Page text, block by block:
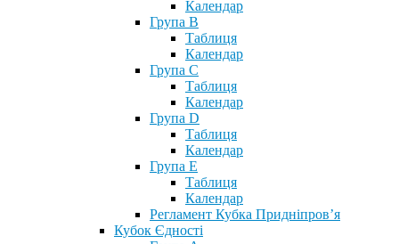
Календар
Група В
Таблиця
Календар
Група С
Таблиця
Календар
Група D
Таблиця
Календар
Група Е
Таблиця
Календар
Регламент Кубка Придніпров’я
Кубок Єдності